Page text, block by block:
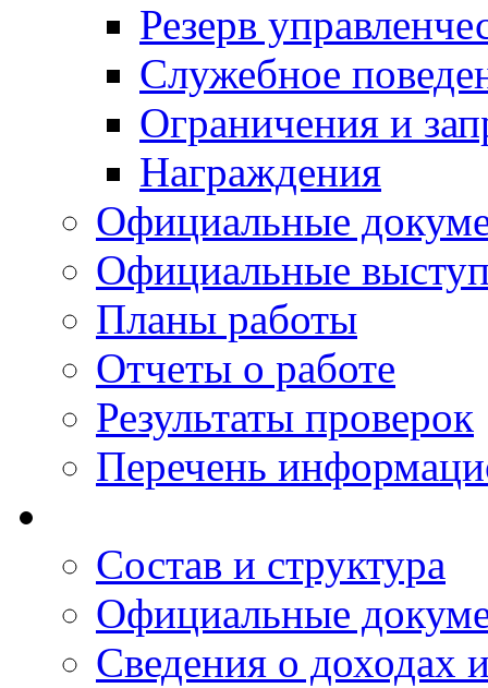
Резерв
Служебное
Ограничения и
Награждения
Официальные
Официальные
Планы работы
Отчеты о работе
Результаты проверок
Перечень
Состав и структура
Официальные
Сведения о доходах